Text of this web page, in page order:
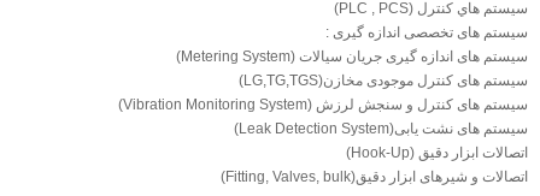
سيستم هاي کنترل (PLC , PCS)
سيستم های تخصصی اندازه گيری :
سیستم های اندازه گیری جریان سیالات (Metering System)
سیستم های کنترل موجودی مخازن(LG,TG,TGS)
سیستم های کنترل و سنجش لرزش (Vibration Monitoring System)
سیستم های نشت یابی(Leak Detection System)
اتصالات ابزار دقیق (Hook-Up)
اتصالات و شیرهای ابزار دقیق(Fitting, Valves, bulk)